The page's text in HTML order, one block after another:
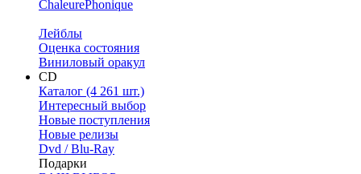
ChaleurePhonique
Лейблы
Оценка состояния
Виниловый оракул
CD
Каталог (4 261 шт.)
Интересный выбор
Новые поступления
Новые релизы
Dvd / Blu-Ray
Подарки